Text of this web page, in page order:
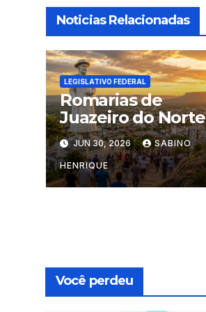
Noticias Relacionadas
LEGISLATIVO FEDERAL
Romarias de
Juazeiro do Norte
entram em
calendário
JUN 30, 2026 SABINO
HENRIQUE
Você perdeu